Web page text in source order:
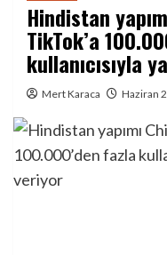
Hindistan
TikTok’a
kullanıcısıyla
Mert Karaca Haziran